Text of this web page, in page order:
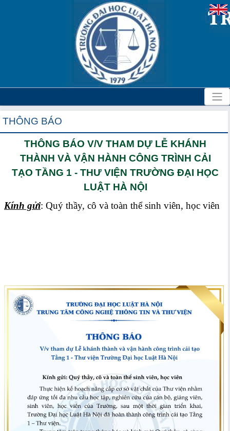
THÔNG BÁO
THÔNG BÁO V/V THAM DỰ LỄ KHÁNH
THÀNH VÀ VẬN HÀNH CÔNG TRÌNH CẢI
TẠO TẦNG 1 - THƯ VIỆN TRƯỜNG ĐẠI HỌC
LUẬT HÀ NỘI
Kính gửi: Quý thầy, cô và toàn thể sinh viên, học viên